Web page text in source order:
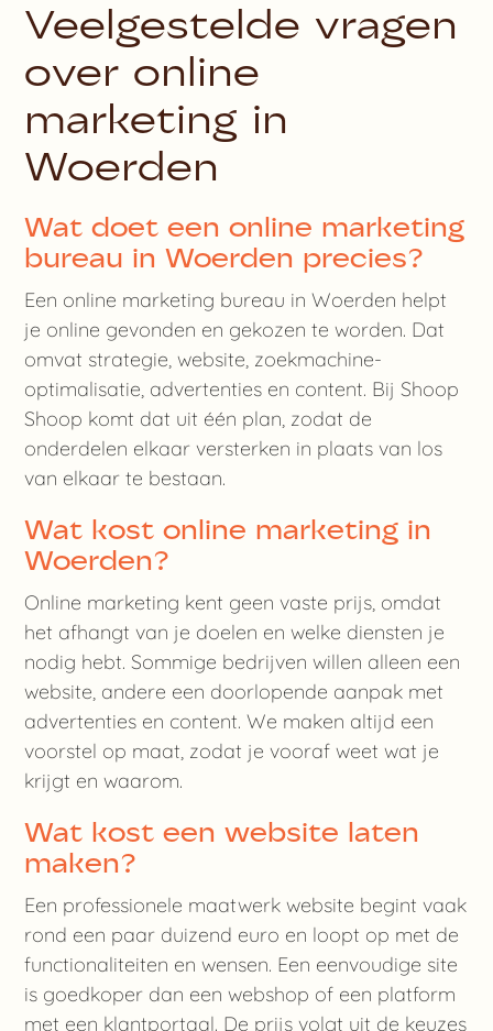
Veelgestelde vragen
over online
marketing in
Woerden
Wat doet een online marketing
bureau in Woerden precies?
Een online marketing bureau in Woerden helpt
je online gevonden en gekozen te worden. Dat
omvat strategie, website, zoekmachine-
optimalisatie, advertenties en content. Bij Shoop
Shoop komt dat uit één plan, zodat de
onderdelen elkaar versterken in plaats van los
van elkaar te bestaan.
Wat kost online marketing in
Woerden?
Online marketing kent geen vaste prijs, omdat
het afhangt van je doelen en welke diensten je
nodig hebt. Sommige bedrijven willen alleen een
website, andere een doorlopende aanpak met
advertenties en content. We maken altijd een
voorstel op maat, zodat je vooraf weet wat je
krijgt en waarom.
Wat kost een website laten
maken?
Een professionele maatwerk website begint vaak
rond een paar duizend euro en loopt op met de
functionaliteiten en wensen. Een eenvoudige site
is goedkoper dan een webshop of een platform
met een klantportaal. De prijs volgt uit de keuzes